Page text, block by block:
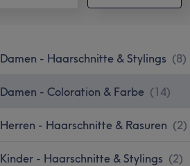
Damen - Haarschnitte & Stylings (8)
Damen - Coloration & Farbe (14)
Herren - Haarschnitte & Rasuren (2)
Kinder - Haarschnitte & Stylings (2)